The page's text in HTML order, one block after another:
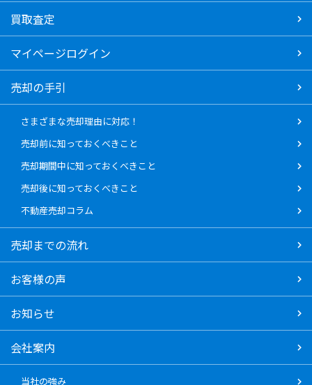
買取査定
マイページログイン
売却の手引
さまざまな売却理由に対応！
売却前に知っておくべきこと
売却期間中に知っておくべきこと
売却後に知っておくべきこと
不動産売却コラム
売却までの流れ
お客様の声
お知らせ
会社案内
当社の強み